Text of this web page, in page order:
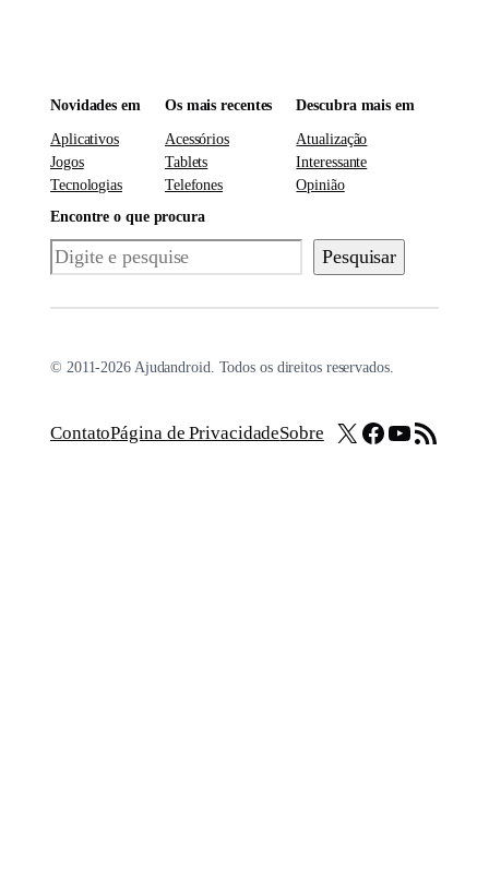
Novidades em
Aplicativos
Jogos
Tecnologias
Os mais recentes
Acessórios
Tablets
Telefones
Descubra mais em
Atualização
Interessante
Opinião
Encontre o que procura
Pesquisar Pesquisar
© 2011-2026 Ajudandroid. Todos os direitos reservados.
ContatoPágina de PrivacidadeSobre X Facebook
Youtube
Feed RSS